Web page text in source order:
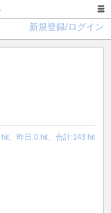
新規登録/ログイン
、昨日:0 hit、合計:143 hit